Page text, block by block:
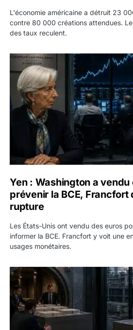
L'économie américaine a détruit 23
contre 80 000 créations attendues.
des taux reculent.
Yen : Washington a vendu des
Yen : Washington a
prévenir la BCE, Francfort
rupture
Les États-Unis ont vendu des euros
informer la BCE. Francfort y voit une
usages monétaires.
Jane Street négocie le transfert